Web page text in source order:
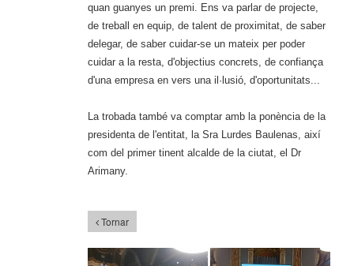
quan guanyes un premi. Ens va parlar de projecte,
de treball en equip, de talent de proximitat, de saber
delegar, de saber cuidar-se un mateix per poder
cuidar a la resta, d'objectius concrets, de confiança
d'una empresa en vers una il·lusió, d'oportunitats...
La trobada també va comptar amb la ponència de la
presidenta de l'entitat, la Sra Lurdes Baulenas, així
com del primer tinent alcalde de la ciutat, el Dr
Arimany.
Tornar